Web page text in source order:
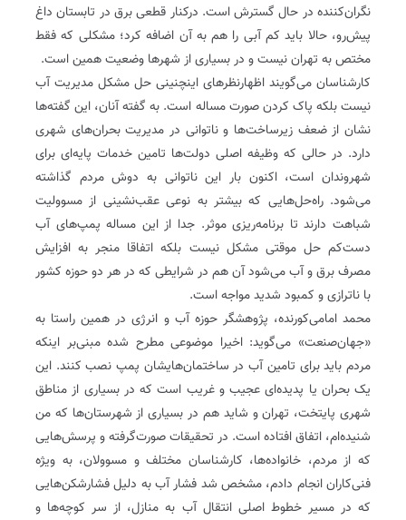
نگران‌کننده در حال گسترش است. درکنار قطعی برق در تابستان داغ
پیش‌رو، حالا باید کم آبی را هم به آن اضافه کرد؛ مشکلی که فقط
مختص به تهران نیست و در بسیاری از شهرها وضعیت همین است.
کارشناسان می‌گویند اظهارنظرهای اینچنینی حل مشکل مدیریت آب
نیست بلکه پاک کردن صورت مساله است. به گفته آنان، این گفته‌ها
نشان از ضعف زیرساخت‌ها و ناتوانی در مدیریت بحران‌های شهری
دارد. در حالی که وظیفه اصلی دولت‌ها تامین خدمات پایه‌ای برای
شهروندان است، اکنون بار این ناتوانی به دوش مردم گذاشته
می‌شود. راه‌حل‌هایی که بیشتر به نوعی عقب‌نشینی از مسوولیت
شباهت دارند تا برنامه‌ریزی موثر. جدا از این مساله پمپ‌های آب
دست‌کم حل موقتی مشکل نیست بلکه اتفاقا منجر به افزایش
مصرف برق و آب می‌شود آن هم در شرایطی که در هر دو حوزه کشور
با ناترازی و کمبود شدید مواجه است.
محمد امامی‌کورنده، پژوهشگر حوزه آب و انرژی در همین راستا به
«جهان‌صنعت» می‌گوید: اخیرا موضوعی مطرح شده مبنی‌بر اینکه
مردم باید برای تامین آب در ساختمان‌هایشان پمپ نصب کنند. این
یک بحران یا پدیده‌ای عجیب و غریب است که در بسیاری از مناطق
شهری پایتخت، تهران و شاید هم در بسیاری از شهرستان‌ها که من
شنیده‌ام، اتفاق افتاده است. در تحقیقات صورت‌گرفته و پرسش‌هایی
که از مردم، خانواده‌ها، کارشناسان مختلف و مسوولان، به ‌ویژه
فنی‌کاران‌ انجام دادم، مشخص شد فشار آب به دلیل فشارشکن‌هایی
که در مسیر خطوط اصلی انتقال آب به منازل، از سر کوچه‌ها و